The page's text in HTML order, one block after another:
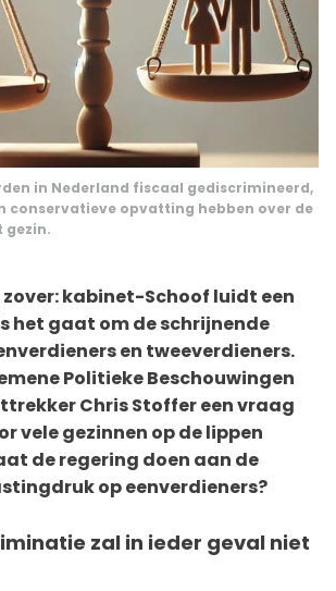
in Nederland fiscaal gediscrimineerd,
conservatieve opvatting hebben over de
gezin.
zover: kabinet-Schoof luidt een
het gaat om de schrijnende
en tweeverdieners.
Politieke Beschouwingen
Chris Stoffer een vraag
vele gezinnen op de lippen
de regering doen aan de
op eenverdieners?
zal in ieder geval niet